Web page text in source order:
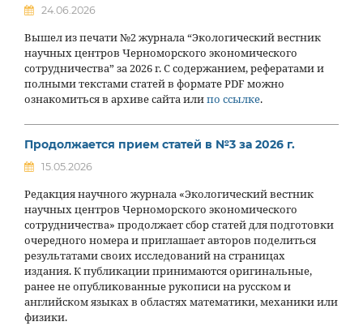
24.06.2026
Вышел из печати №2 журнала “Экологический вестник
научных центров Черноморского экономического
сотрудничества” за 2026 г. С содержанием, рефератами и
полными текстами статей в формате PDF можно
ознакомиться в архиве сайта илипо ссылке.
Продолжается прием статей в №3 за 2026 г.
15.05.2026
Редакция научного журнала «Экологический вестник
научных центров Черноморского экономического
сотрудничества» продолжает сбор статей для подготовки
очередного номера и приглашает авторов поделиться
результатами своих исследований на страницах
издания. К публикации принимаются оригинальные,
ранее не опубликованные рукописи на русском и
английском языках в областях математики, механики или
физики.